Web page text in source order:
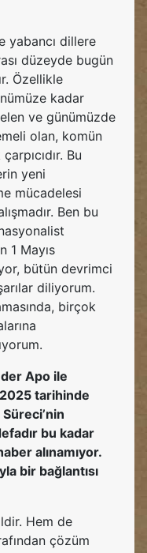
yabancı dillere
düzeyde bugün
Özellikle
kadar
ve günümüzde
olan, komün
Bu
yeni
mücadelesi
Ben bu
1 Mayıs
bütün devrimci
diliyorum.
birçok
Apo ile
tarihinde
bu kadar
alınamıyor.
bir bağlantısı
Hem de
çözüm